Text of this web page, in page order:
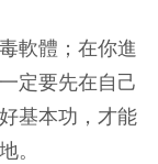
軟體；在你進
定要先在自己
基本功，才能
。